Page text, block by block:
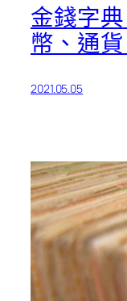
金錢字
幣、通
2021.05.05